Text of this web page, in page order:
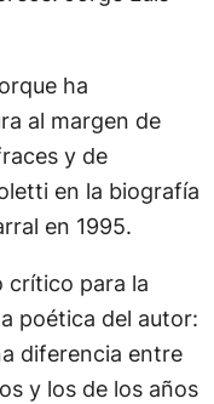
ha
al margen de
y de
en la biografía
en 1995.
crítico para la
poética del autor:
diferencia entre
y los de los años